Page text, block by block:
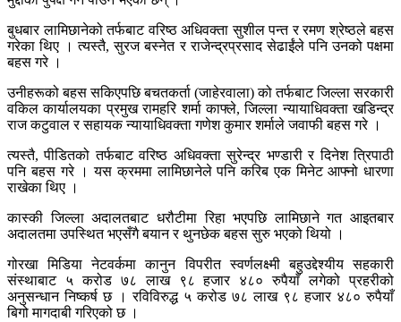
बुधबार लामिछानेको तर्फबाट वरिष्ठ अधिवक्ता सुशील पन्त र रमण श्रेष्ठले बहस
गरेका थिए । त्यस्तै, सुरज बस्नेत र राजेन्द्रप्रसाद सेढाईंले पनि उनको पक्षमा
बहस गरे ।
उनीहरूको बहस सकिएपछि बचतकर्ता (जाहेरवाला) को तर्फबाट जिल्ला सरकारी
वकिल कार्यालयका प्रमुख रामहरि शर्मा काफ्ले, जिल्ला न्यायाधिवक्ता खडिन्द्र
राज कटुवाल र सहायक न्यायाधिवक्ता गणेश कुमार शर्माले जवाफी बहस गरे ।
त्यस्तै, पीडितको तर्फबाट वरिष्ठ अधिवक्ता सुरेन्द्र भण्डारी र दिनेश त्रिपाठी
पनि बहस गरे । यस क्रममा लामिछानेले पनि करिब एक मिनेट आफ्नो धारणा
राखेका थिए ।
कास्की जिल्ला अदालतबाट धरौटीमा रिहा भएपछि लामिछाने गत आइतबार
अदालतमा उपस्थित भएसँगै बयान र थुनछेक बहस सुरु भएको थियो ।
गोरखा मिडिया नेटवर्कमा कानुन विपरीत स्वर्णलक्ष्मी बहुउद्देश्यीय सहकारी
संस्थाबाट ५ करोड ७८ लाख ९८ हजार ४८० रुपैयाँ लगेको प्रहरीको
अनुसन्धान निष्कर्ष छ । रविविरुद्ध ५ करोड ७८ लाख ९८ हजार ४८० रुपैयाँ
बिगो मागदाबी गरिएको छ ।